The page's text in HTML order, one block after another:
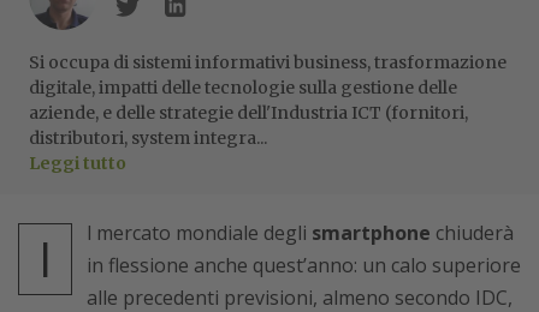
Si occupa di sistemi informativi business, trasformazione
digitale, impatti delle tecnologie sulla gestione delle
aziende, e delle strategie dell'Industria ICT (fornitori,
distributori, system integra...
Leggi tutto
I l mercato mondiale degli smartphone chiuderà
in flessione anche quest’anno: un calo superiore
alle precedenti previsioni, almeno secondo IDC,